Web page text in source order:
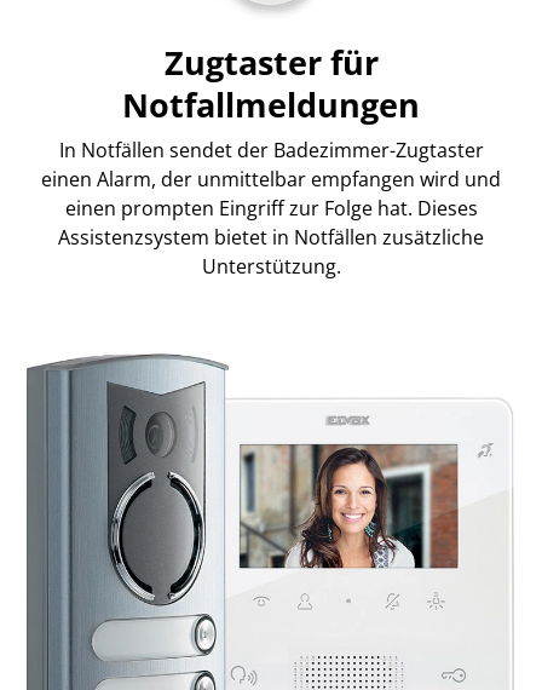
Zugtaster für
Notfallmeldungen
In Notfällen sendet der Badezimmer-Zugtaster
einen Alarm, der unmittelbar empfangen wird und
einen prompten Eingriff zur Folge hat. Dieses
Assistenzsystem bietet in Notfällen zusätzliche
Unterstützung.